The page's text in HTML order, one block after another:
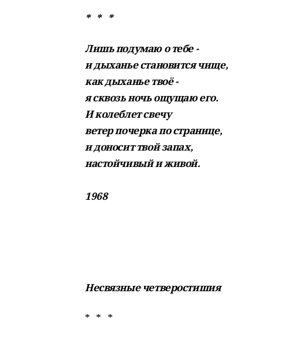
* * *
Лишь подумаю о тебе -
и дыханье становится чище,
как дыханье твоё -
я сквозь ночь ощущаю его.
И колеблет свечу
ветер почерка по странице,
и доносит твой запах,
настойчивый и живой.
1968
Несвязные четверостишия
* * *